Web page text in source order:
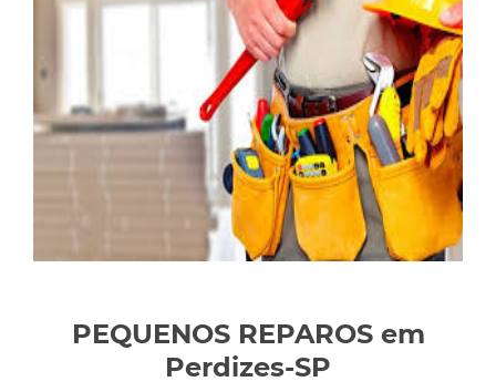
PEQUENOS REPAROS em
Perdizes-SP